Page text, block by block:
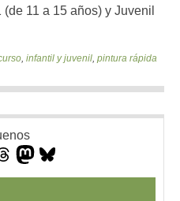
11 a 15 años) y Juvenil
, infantil y juvenil, pintura rápida